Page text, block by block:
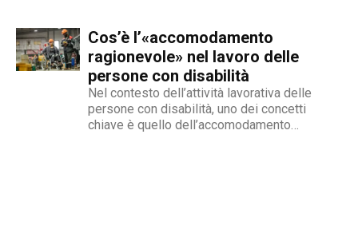
che, a causa di una sopraggiunta disabilità,
non è più...
Cos’è l’«accomodamento
ragionevole» nel lavoro delle
persone con disabilità
Nel contesto dell’attività lavorativa delle
persone con disabilità, uno dei concetti
chiave è quello dell’accomodamento